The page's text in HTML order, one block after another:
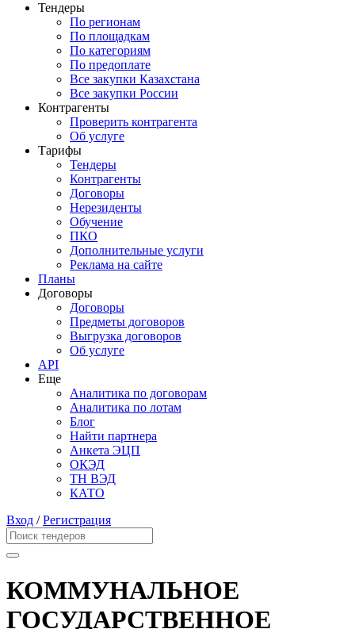
Тендеры
По регионам
По площадкам
По категориям
По предоплате
Все закупки Казахстана
Все закупки России
Контрагенты
Проверить контрагента
Об услуге
Тарифы
Тендеры
Контрагенты
Договоры
Нерезиденты
Обучение
ПКО
Дополнительные услуги
Реклама на сайте
Планы
Договоры
Договоры
Предметы договоров
Выгрузка договоров
Об услуге
API
Еще
Аналитика по договорам
Аналитика по лотам
Блог
Найти партнера
Анкета ЭЦП
ОКЭД
ТН ВЭД
КАТО
Вход /Регистрация
КОММУНАЛЬНОЕ
ГОСУДАРСТВЕННОЕ